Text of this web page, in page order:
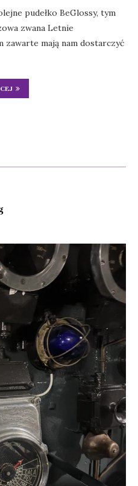
pudełko BeGlossy, tym
zwana Letnie
zawarte mają nam dostarczyć